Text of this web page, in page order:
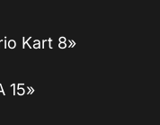
Kart 8»
15»